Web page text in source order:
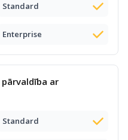
Standard
Enterprise
pārvaldība ar
Standard